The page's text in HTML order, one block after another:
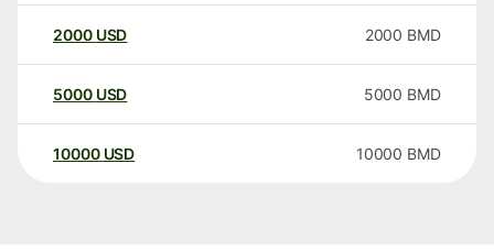
2000 USD 2000 BMD
5000 USD 5000 BMD
10000 USD 10000 BMD